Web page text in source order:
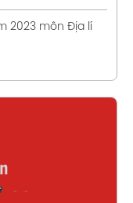
2023 môn Địa lí